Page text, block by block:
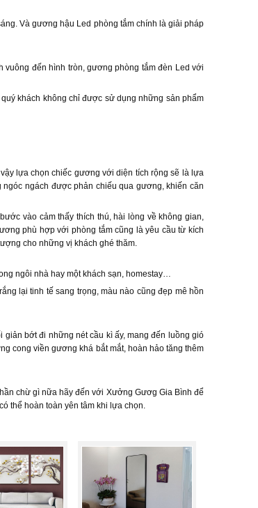
Và gương hậu Led phòng tắm chính là giải pháp
đến hình tròn, gương phòng tắm đèn Led với
khách không chỉ được sử dụng những sản phẩm
lựa chọn chiếc gương với diện tích rộng sẽ là lựa
ngách được phản chiếu qua gương, khiến căn
vào cảm thấy thích thú, hài lòng về không gian,
phù hợp với phòng tắm cũng là yêu cầu từ kích
cho những vị khách ghé thăm.
ngôi nhà hay một khách sạn, homestay…
lại tinh tế sang trọng, màu nào cũng đẹp mê hồn
bớt đi những nét cầu kì ấy, mang đến luồng gió
cong viền gương khá bắt mắt, hoàn hảo tăng thêm
chừ gì nữa hãy đến với Xưởng Gươg Gia Bình để
thể hoàn toàn yên tâm khi lựa chọn.